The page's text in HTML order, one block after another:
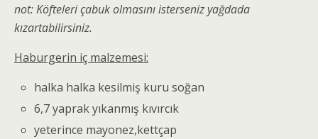
not: Köfteleri çabuk olmasını isterseniz yağdada
kızartabilirsiniz.
Haburgerin iç malzemesi:
halka halka kesilmiş kuru soğan
6,7 yaprak yıkanmış kıvırcık
yeterince mayonez,kettçap